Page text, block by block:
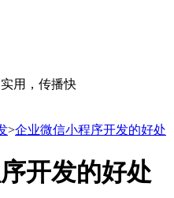
用，传播快
>企业微信小程序开发的好处
开发的好处